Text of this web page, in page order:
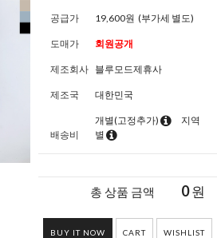
공급가 19,600원 (부가세 별도)
도매가 회원공개
제조회사 블루모드제휴사
제조국 대한민국
배송비
개별(고정추가)
지역
별
총 상품 금액 0원
BUY IT NOW CART WISHLIST